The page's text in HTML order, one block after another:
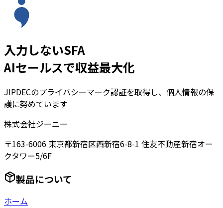
入力しないSFA
AIセールスで収益最大化
JIPDECのプライバシーマーク認証を取得し、個人情報の保
護に努めています
株式会社ジーニー
〒163-6006 東京都新宿区西新宿6-8-1 住友不動産新宿オー
クタワー5/6F
製品について
ホーム